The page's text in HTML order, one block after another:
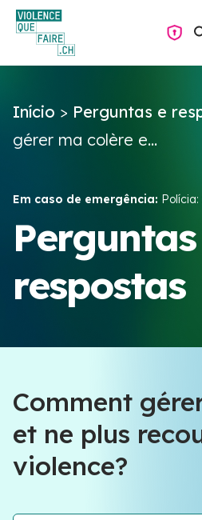
Perguntas e respostas
Violência no casal
Recursos e campanhas
Équipe VIOLENCE QUE
Meet our team
Navegação privada
Início > Perguntas e
gérer ma colère e...
Em caso de emergência: Polícia:
Perguntas e
respostas
Comment
et ne plus
violence?